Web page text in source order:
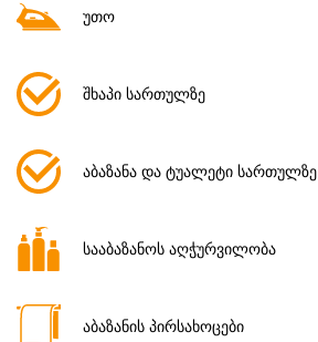
უთო
შხაპი სართულზე
აბაზანა და ტუალეტი სართულზე
სააბაზანოს აღჭურვილობა
აბაზანის პირსახოცები